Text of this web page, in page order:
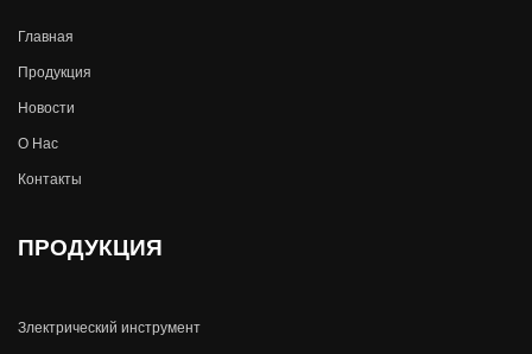
Главная
Продукция
Новости
О Hас
Контакты
ПРОДУКЦИЯ
Злектрический инструмент